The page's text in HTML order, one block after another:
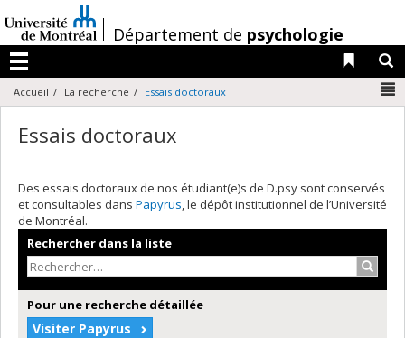
au
contenu
/Département de psychologie
Menu
Liens
Accueil La recherche Essais doctoraux
Essais doctoraux
Des essais doctoraux de nos étudiant(e)s de D.psy sont conservés
et consultables dans Papyrus, le dépôt institutionnel de l’Université
de Montréal.
Rechercher dans la liste
Pour une recherche détaillée
Visiter Papyrus